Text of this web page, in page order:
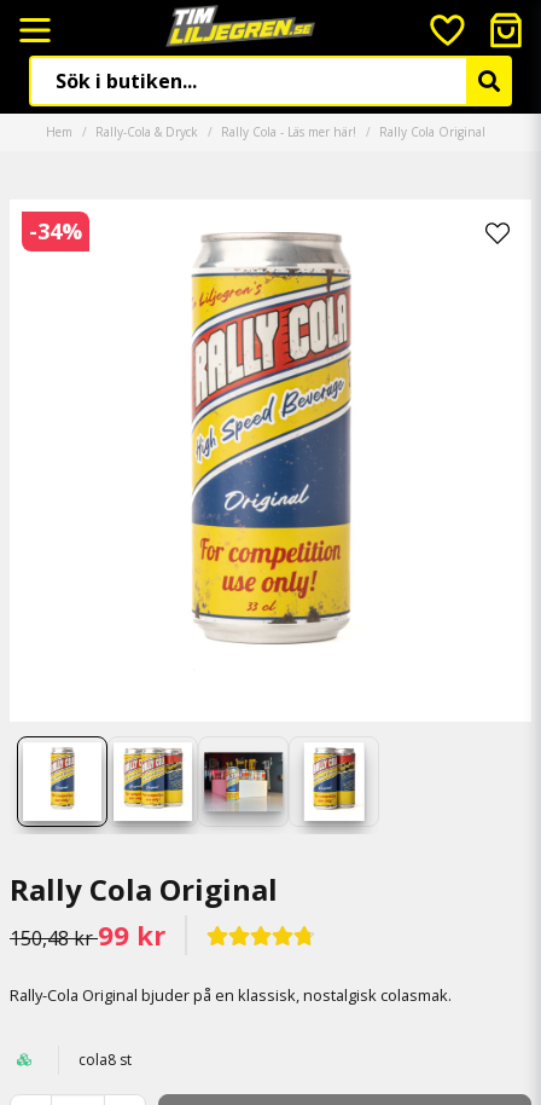
Hem Rally-Cola & Dryck Rally Cola - Läs mer här! Rally Cola Original
-34%
Rally Cola Original
150,48 kr99 kr
Rally-Cola Original bjuder på en klassisk, nostalgisk colasmak.
cola8 st